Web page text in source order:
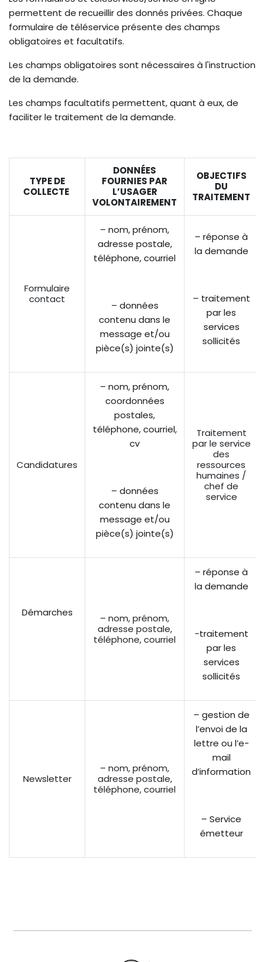
permettent de recueillir des donnés privées. Chaque
formulaire de téléservice présente des champs
obligatoires et facultatifs.
Les champs obligatoires sont nécessaires à l'instruction
de la demande.
Les champs facultatifs permettent, quant à eux, de
faciliter le traitement de la demande.
TYPE DE
COLLECTE
DONNÉES
FOURNIES PAR
L’USAGER
VOLONTAIREMENT
OBJECTIFS
DU
TRAITEMENT
Formulaire
contact
– nom, prénom,
adresse postale,
téléphone, courriel
– données
contenu dans le
message et/ou
pièce(s) jointe(s)
– réponse à
la demande
– traitement
par les
services
sollicités
Candidatures
– nom, prénom,
coordonnées
postales,
téléphone, courriel,
cv
– données
contenu dans le
message et/ou
pièce(s) jointe(s)
Traitement
par le service
des
ressources
humaines /
chef de
service
Démarches
– nom, prénom,
adresse postale,
téléphone, courriel
– réponse à
la demande
-traitement
par les
services
sollicités
Newsletter
– nom, prénom,
adresse postale,
téléphone, courriel
– gestion de
l’envoi de la
lettre ou l’e-
mail
d’information
– Service
émetteur